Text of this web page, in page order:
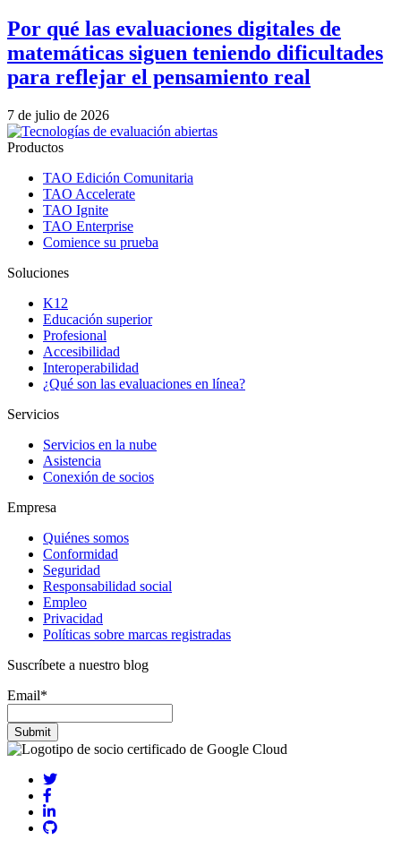
Por qué las evaluaciones digitales de
matemáticas siguen teniendo dificultades
para reflejar el pensamiento real
7 de julio de 2026
Productos
TAO Edición Comunitaria
TAO Accelerate
TAO Ignite
TAO Enterprise
Comience su prueba
Soluciones
K12
Educación superior
Profesional
Accesibilidad
Interoperabilidad
¿Qué son las evaluaciones en línea?
Servicios
Servicios en la nube
Asistencia
Conexión de socios
Empresa
Quiénes somos
Conformidad
Seguridad
Responsabilidad social
Empleo
Privacidad
Políticas sobre marcas registradas
Suscríbete a nuestro blog
Email*